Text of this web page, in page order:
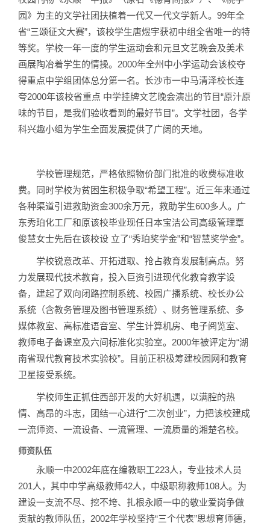
园》为主的文学社团扶植着一代又一代文学新人。99年全
省“三颂征文大赛”，该校学生唐煜宇获初中组全省唯一的特
等奖。学校一年一度的学生运动会和元旦文艺晚会及美术
画展陶冶着学生的情操。2000年全州中小学运动会该校夺
得重点中学组团体总分第一名。长沙市一中马清泽校长连
夸2000年该校省重点 中学挂牌文艺晚会演出的节目“原汁原
味的节目，是我们验收看到的最好节目”。文学社团，各学
科兴趣小组为学生全面发展提供了广阔的天地。
学校管理规范，严格依照物价部门批准的收费标准收
费。同时学校为贫困生积极争取“希望工程”。近三年来通过
各种渠道引进救助资金300余万元，救助学生600多人。广
东秀珀化工厂和原该校毕业现任日本宝洁公司高级管理覃
俊慧女士先后在该校设 立了“秀珀奖学金”和“智慧奖学金”。
学校锐意改革、开拓进取、抢占教育发展制高点。努
力发展现代技术教育，投入巨资引进现代化教育教学设
备，建起了双向闭路控制系统、校园广播系统、校长办公
系统（含教务管理及图书管理系统）、财务管理系统、多
媒体教室、高标准语音室、学生计算机房、电子阅览室、
教师电子备课室及六间标准化实验室。2000年被评定为“湖
南省现代教育技术实验校”。目前正积极筹建校园网和教育
卫星接受系统。
学校师生正抓住西部开发的大好机遇，以满腔的热
情、高昂的斗志，团结一心进行“二次创业”，力把该校建成
一流师资、一流设备、一流管理、一流质量的湘楚名校。
师资队伍
永顺一中2002年底在编教职工223人，专业技术人员
201人，其中中学高级教师42人，中级职称教师108人。为
建设一支流不尽、挖不垮、扎根永顺一中的敬业爱岗争做
贡献的教师队伍，2002年学校坚持“三个代表”思想育师德，